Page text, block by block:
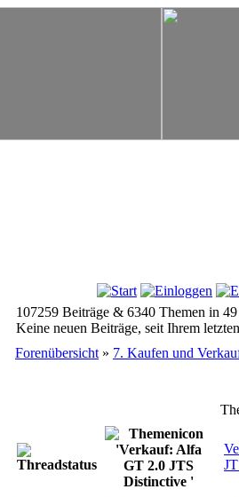
107259 Beiträge & 6340 Themen in
Keine neuen Beiträge, seit Ihrem
Forenübersicht » 7. Kaufen und